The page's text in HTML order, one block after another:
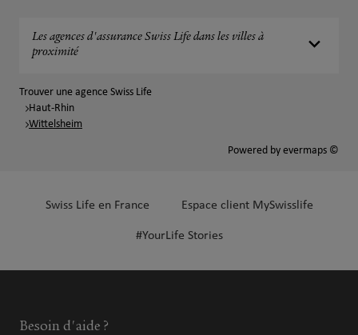
Les agences d'assurance Swiss Life dans les villes à
proximité
Trouver une agence Swiss Life
Haut-Rhin
Wittelsheim
Powered by evermaps ©
Swiss Life en France Espace client MySwisslife
#YourLife Stories
Besoin d'aide ?